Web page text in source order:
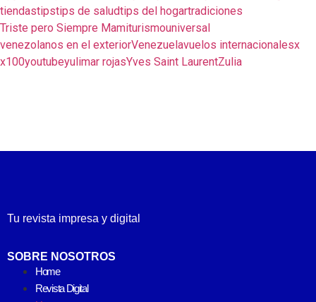
tiendastipstips de saludtips del hogartradiciones
Triste pero Siempre Mamiturismouniversal
venezolanos en el exteriorVenezuelavuelos internacionalesx
x100youtubeyulimar rojasYves Saint LaurentZulia
Tu revista impresa y digital
SOBRE NOSOTROS
Home
Revista Digital